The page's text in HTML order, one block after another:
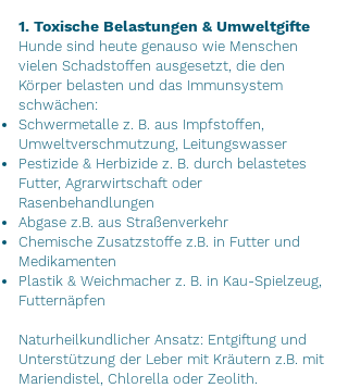
1. Toxische Belastungen & Umweltgifte
Hunde sind heute genauso wie Menschen
vielen Schadstoffen ausgesetzt, die den
Körper belasten und das Immunsystem
schwächen:
Schwermetalle z. B. aus Impfstoffen,
Umweltverschmutzung, Leitungswasser
Pestizide & Herbizide z. B. durch belastetes
Futter, Agrarwirtschaft oder
Rasenbehandlungen
Abgase z.B. aus Straßenverkehr
Chemische Zusatzstoffe z.B. in Futter und
Medikamenten
Plastik & Weichmacher z. B. in Kau-Spielzeug,
Futternäpfen
Naturheilkundlicher Ansatz: Entgiftung und
Unterstützung der Leber mit Kräutern z.B. mit
Mariendistel, Chlorella oder Zeolith.